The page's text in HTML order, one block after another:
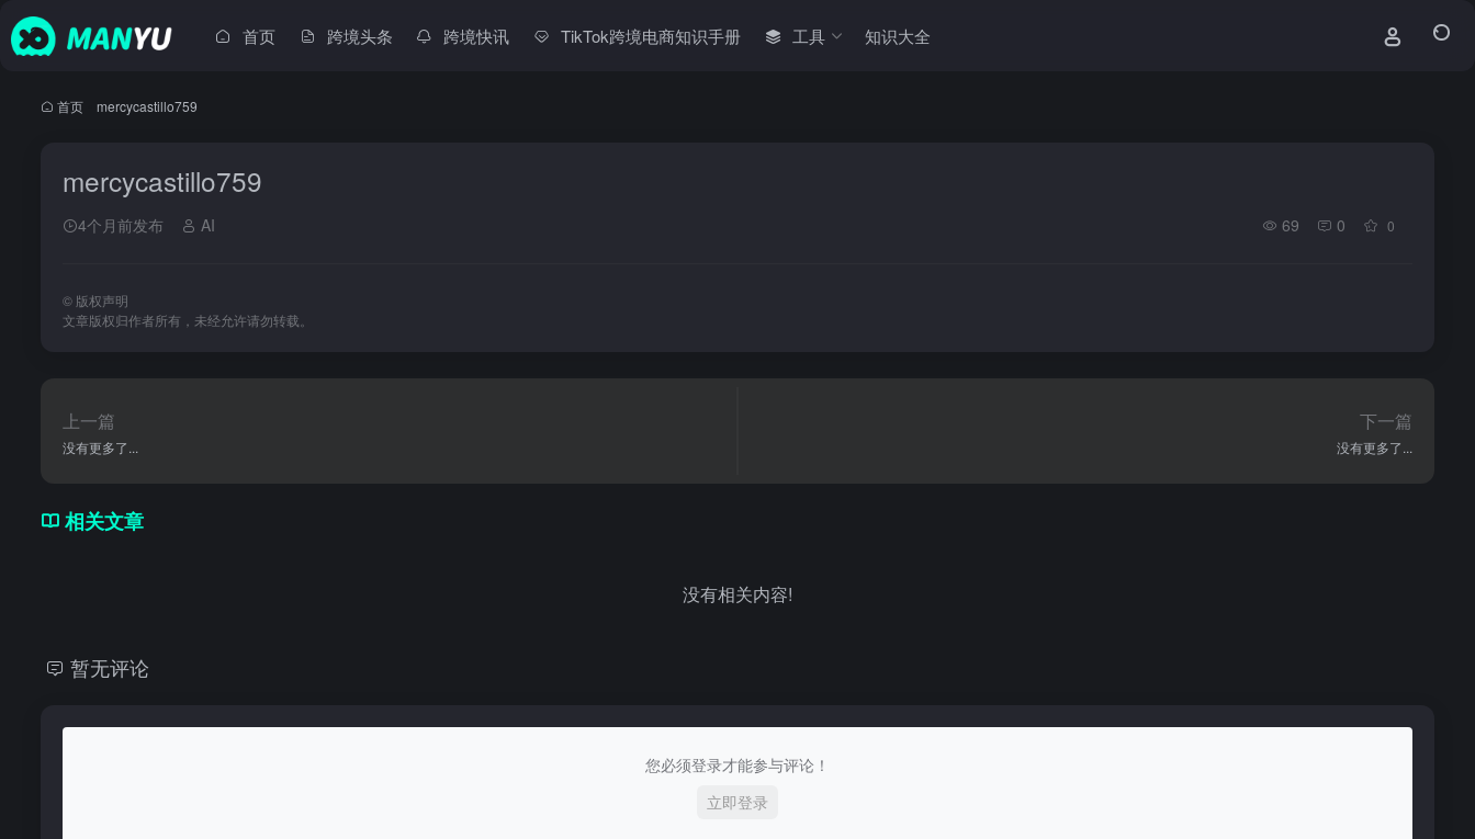
首页 跨境头条 跨境快讯 TikTok跨境电商知识手册 工具 知识大全
首页 mercycastillo759
mercycastillo759
4个月前发布 AI 69 0 0
© 版权声明
文章版权归作者所有，未经允许请勿转载。
上一篇
没有更多了...
下一篇
没有更多了...
相关文章
没有相关内容!
暂无评论
您必须登录才能参与评论！
立即登录